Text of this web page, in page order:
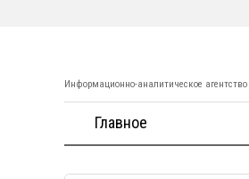
Информационно-аналитическое агентство
Главное